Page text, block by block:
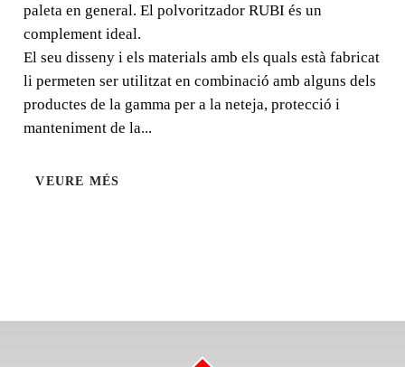
paleta en general. El polvoritzador RUBI és un
complement ideal.
El seu disseny i els materials amb els quals està fabricat
li permeten ser utilitzat en combinació amb alguns dels
productes de la gamma per a la neteja, protecció i
manteniment de la...
VEURE MÉS